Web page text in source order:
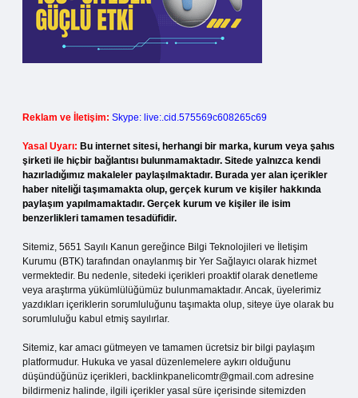
Reklam ve İletişim: Skype: live:.cid.575569c608265c69
Yasal Uyarı: Bu internet sitesi, herhangi bir marka, kurum veya şahıs
şirketi ile hiçbir bağlantısı bulunmamaktadır. Sitede yalnızca kendi
hazırladığımız makaleler paylaşılmaktadır. Burada yer alan içerikler
haber niteliği taşımamakta olup, gerçek kurum ve kişiler hakkında
paylaşım yapılmamaktadır. Gerçek kurum ve kişiler ile isim
benzerlikleri tamamen tesadüfidir.
Sitemiz, 5651 Sayılı Kanun gereğince Bilgi Teknolojileri ve İletişim
Kurumu (BTK) tarafından onaylanmış bir Yer Sağlayıcı olarak hizmet
vermektedir. Bu nedenle, sitedeki içerikleri proaktif olarak denetleme
veya araştırma yükümlülüğümüz bulunmamaktadır. Ancak, üyelerimiz
yazdıkları içeriklerin sorumluluğunu taşımakta olup, siteye üye olarak bu
sorumluluğu kabul etmiş sayılırlar.
Sitemiz, kar amacı gütmeyen ve tamamen ücretsiz bir bilgi paylaşım
platformudur. Hukuka ve yasal düzenlemelere aykırı olduğunu
düşündüğünüz içerikleri, backlinkpanelicomtr@gmail.com adresine
bildirmeniz halinde, ilgili içerikler yasal süre içerisinde sitemizden